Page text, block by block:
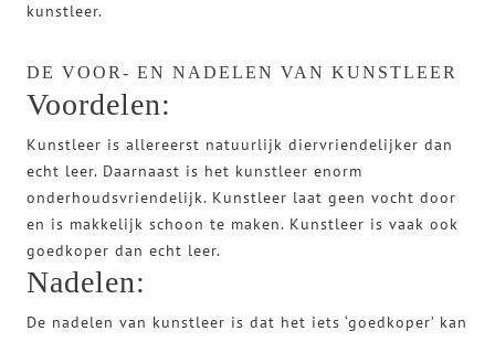
kunstleer.
DE VOOR- EN NADELEN VAN KUNSTLEER
Voordelen:
Kunstleer is allereerst natuurlijk diervriendelijker dan
echt leer. Daarnaast is het kunstleer enorm
onderhoudsvriendelijk. Kunstleer laat geen vocht door
en is makkelijk schoon te maken. Kunstleer is vaak ook
goedkoper dan echt leer.
Nadelen:
De nadelen van kunstleer is dat het iets ‘goedkoper’ kan